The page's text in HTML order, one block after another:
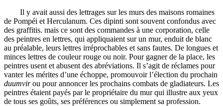
Il y avait aussi des lettrages sur les murs des maisons romaines
de Pompéi et Herculanum. Ces dipinti sont souvent confondus avec
des graffitis. mais ce sont des commandes à une corporation, celle
des peintres en lettres, qui appliquaient sur un mur, enduit de blanc
au préalable, leurs lettres irréprochables et sans fautes. De longues et
minces lettres de couleur rouge ou noir. Pour gagner de la place, les
peintres usent et abusent des abréviations. Il s’agit de réclames pour
vanter les mérites d’une échoppe, promouvoir l’élection du prochain
duumvirou pour annoncer les prochains combats de gladiateurs. Les
peintres étaient payés par le propriétaire du mur qui illustre aux yeux
de tous ses goûts, ses préférences ou simplement sa profession.